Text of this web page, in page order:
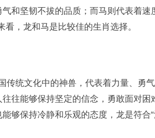
和坚韧不拔的品质；而马则代表着速
看，龙和马是比较佳的生肖选择。
传统文化中的神兽，代表着力量、勇
往能够保持坚定的信念，勇敢面对困
够保持冷静和乐观的态度，龙是符合